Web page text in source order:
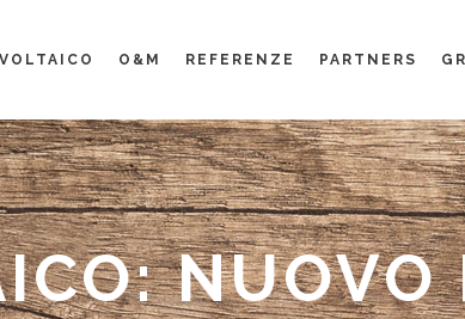
O&M REFERENZE PARTNERS
NUOVO